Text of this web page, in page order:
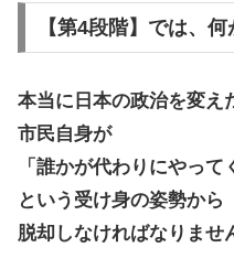
【第4段階】では、
本当に日本の政治を変え
市民自身が
「誰かが代わりにやって
という受け身の姿勢から
脱却しなければなりませ